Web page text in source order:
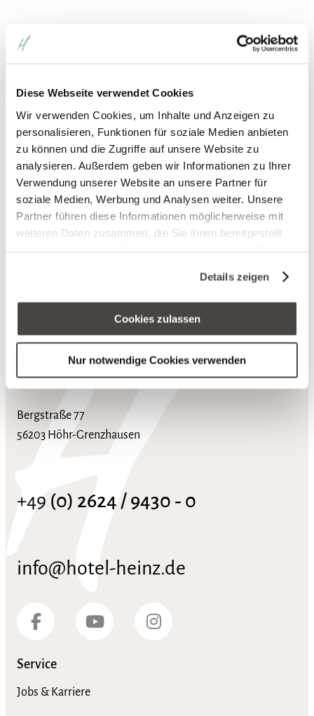
Diese Webseite verwendet Cookies
Wir verwenden Cookies, um Inhalte und Anzeigen zu
personalisieren, Funktionen für soziale Medien anbieten
zu können und die Zugriffe auf unsere Website zu
analysieren. Außerdem geben wir Informationen zu Ihrer
Verwendung unserer Website an unsere Partner für
soziale Medien, Werbung und Analysen weiter. Unsere
Partner führen diese Informationen möglicherweise mit
weiteren Daten zusammen, die Sie ihnen bereitgestellt
Cookies, wenn Sie unsere Webseite weiterhin nutzen.
Details zeigen
Cookies zulassen
Nur notwendige Cookies verwenden
Bergstraße 77
56203 Höhr-Grenzhausen
+49 (0) 2624 / 9430 ‑ 0
info@hotel-heinz.de
Service
Jobs & Karriere